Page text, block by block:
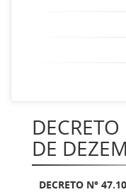
DE
DECRETO N°